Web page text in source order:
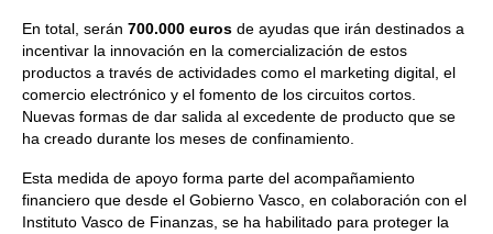
En total, serán 700.000 euros de ayudas que irán destinados a
incentivar la innovación en la comercialización de estos
productos a través de actividades como el marketing digital, el
comercio electrónico y el fomento de los circuitos cortos.
Nuevas formas de dar salida al excedente de producto que se
ha creado durante los meses de confinamiento.
Esta medida de apoyo forma parte del acompañamiento
financiero que desde el Gobierno Vasco, en colaboración con el
Instituto Vasco de Finanzas, se ha habilitado para proteger la